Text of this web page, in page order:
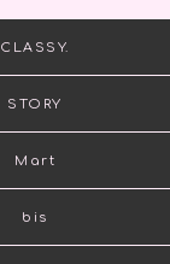
CLASSY.
STORY
Mart
bis